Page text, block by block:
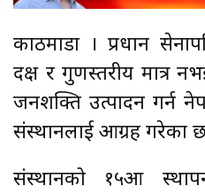
काठमाडौँ । प्रधान
दक्ष र गुणस्तरीय मात्र
जनशक्ति उत्पादन गर्न
संस्थानलाई आग्रह गरेका
संस्थानको १५औँ